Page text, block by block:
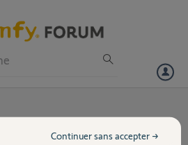
switch ? pin 2303-
Continuer sans accepter →